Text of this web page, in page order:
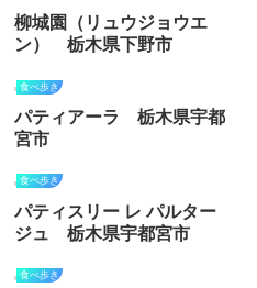
柳城園（リュウジョウエ
ン） 栃木県下野市
食べ歩き
パティアーラ 栃木県宇都
宮市
食べ歩き
パティスリー レ パルター
ジュ 栃木県宇都宮市
食べ歩き